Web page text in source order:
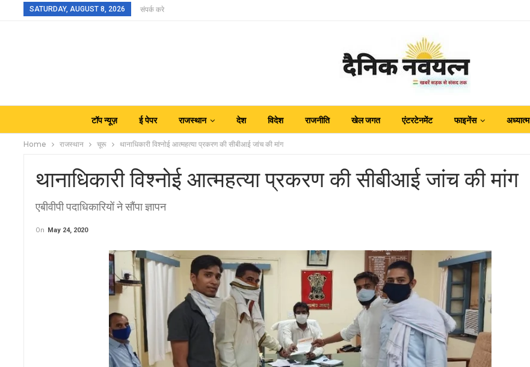
SATURDAY, AUGUST 8, 2026 संपर्क करे
टॉप न्यूज़ ई पेपर राजस्थान देश विदेश राजनीति खेल जगत एंटरटेनमेंट फाइनेंस अध्यात्म
Home राजस्थान चूरू थानाधिकारी विश्नोई आत्महत्या प्रकरण की सीबीआई जांच की मांग
थानाधिकारी विश्नोई आत्महत्या प्रकरण की सीबीआई जांच की मांग
एबीवीपी पदाधिकारियों ने सौंपा ज्ञापन
On May 24, 2020